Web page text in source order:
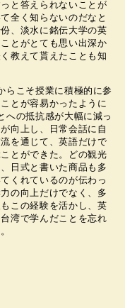
と答えられないことが
全く知らないのだなと
、淡水に銘伝大学の英
とがとても思い出深か
教えて貰えたことも知
らこそ授業に積極的に参
とが容易かったように
への抵抗感が大幅に減っ
向上し、日常会話に自
を通じて、英語だけで
とができた。どの観光
日式と書いた商品も多
くれているのが伝わっ
の向上だけでなく、多
この経験を活かし、英
湾で学んだことを忘れ